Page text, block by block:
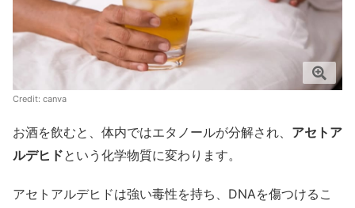
Credit: canva
お酒を飲むと、体内ではエタノールが分解され、 アセトア
ルデヒドという化学物質に変わります。
アセトアルデヒドは強い毒性を持ち、DNAを傷つけるこ